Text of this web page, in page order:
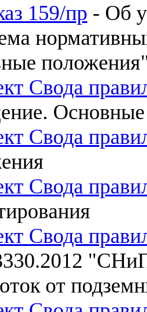
159/пр - Об
Свода
Свода
Свода
Свода
от